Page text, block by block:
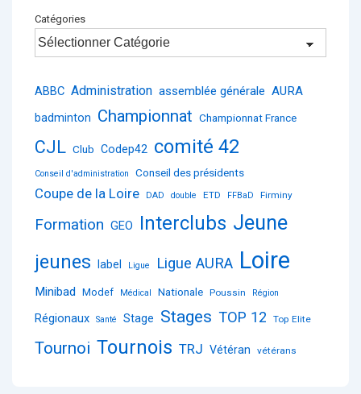
Catégories
ABBC Administration assemblée générale AURA
badminton Championnat Championnat France
CJL Club Codep42 comité 42
Conseil d'administration Conseil des présidents
Coupe de la Loire DAD double ETD FFBaD Firminy
Formation GEO Interclubs Jeune
jeunes label Ligue Ligue AURA Loire
Minibad Modef Médical Nationale Poussin Région
Régionaux Santé Stage Stages TOP 12 Top Elite
Tournoi Tournois TRJ Vétéran vétérans